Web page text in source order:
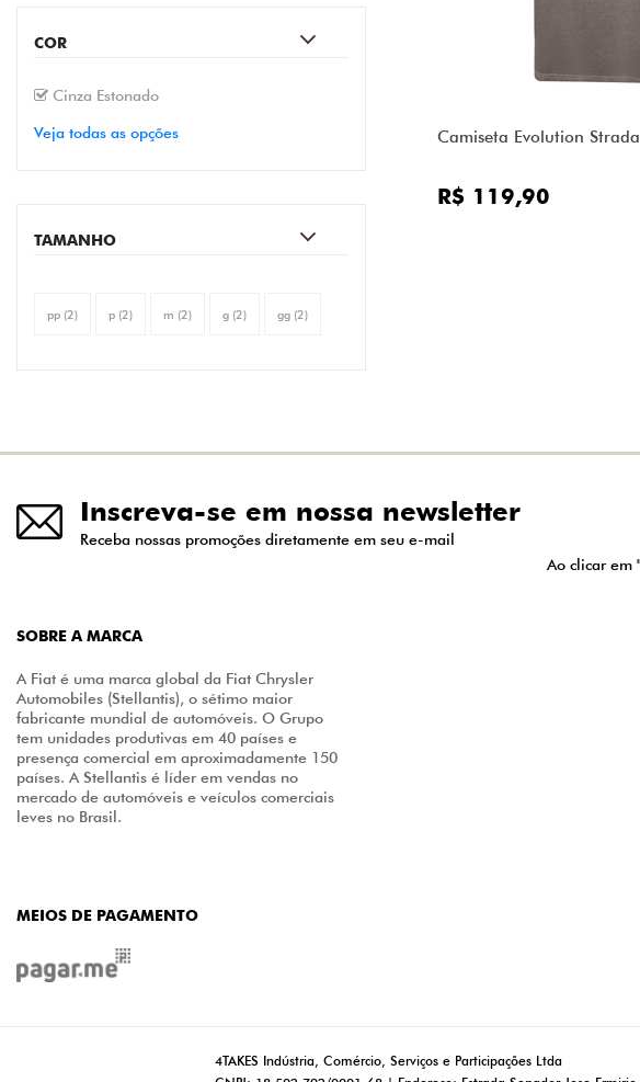
COR
Cinza Estonado
Veja todas as opções
TAMANHO
pp (2) p (2) m (2) g (2) gg (2)
Camiseta Evolution
R$ 119,90
Inscreva-se em nossa newsletter
Receba nossas promoções diretamente em seu e-mail
Ao clicar em
SOBRE A MARCA
A Fiat é uma marca global da Fiat Chrysler
Automobiles (Stellantis), o sétimo maior
fabricante mundial de automóveis. O Grupo
tem unidades produtivas em 40 países e
presença comercial em aproximadamente 150
países. A Stellantis é líder em vendas no
mercado de automóveis e veículos comerciais
leves no Brasil.
MEIOS DE PAGAMENTO
4TAKES Indústria, Comércio, Serviços e Participações Ltda